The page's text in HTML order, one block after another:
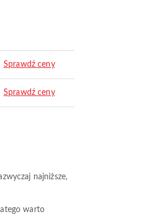
Sprawdź ceny
Sprawdź ceny
najniższe,
warto